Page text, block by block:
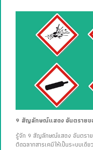
9 สัญลักษณ์แสดง อันตรายข
รู้จัก 9 สัญลักษณ์แสดง อันตราย
ติดฉลากสารเคมีให้เป็นระบบเดี